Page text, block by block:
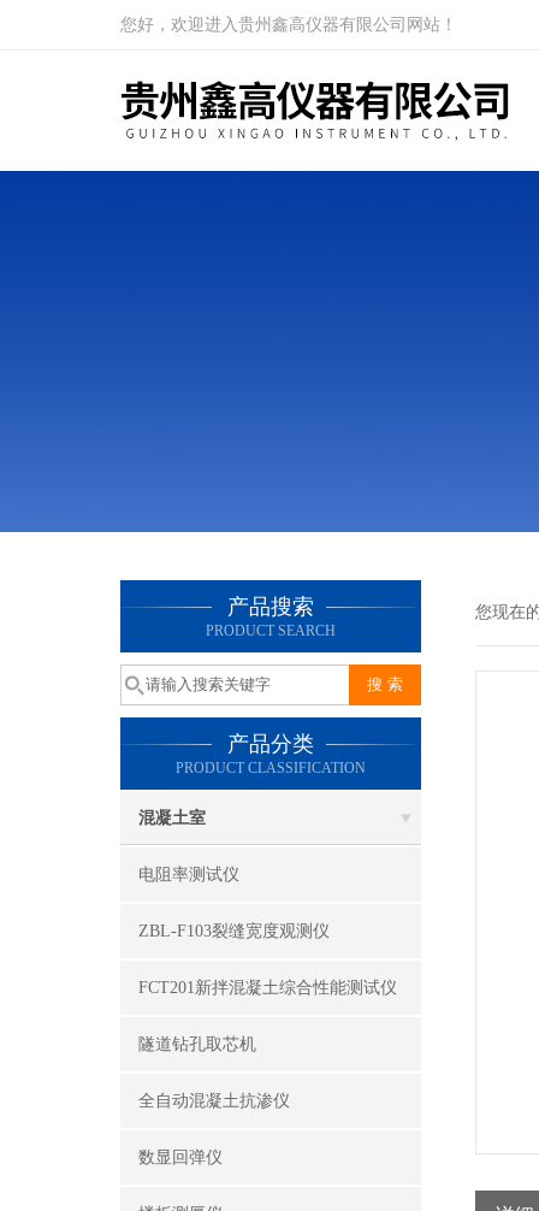
您好，欢迎进入贵州鑫高仪器有限公司网站！
产品搜索
PRODUCT SEARCH
产品分类
PRODUCT CLASSIFICATION
混凝土室
电阻率测试仪
ZBL-F103裂缝宽度观测仪
FCT201新拌混凝土综合性能测试仪
隧道钻孔取芯机
全自动混凝土抗渗仪
数显回弹仪
您现在